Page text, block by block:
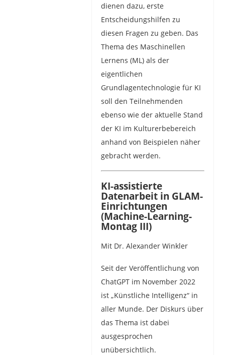
dienen dazu, erste
Entscheidungshilfen zu
diesen Fragen zu geben. Das
Thema des Maschinellen
Lernens (ML) als der
eigentlichen
Grundlagentechnologie für KI
soll den Teilnehmenden
ebenso wie der aktuelle Stand
der KI im Kulturerbebereich
anhand von Beispielen näher
gebracht werden.
KI-assistierte
Datenarbeit in GLAM-
Einrichtungen
(Machine-Learning-
Montag III)
Mit Dr. Alexander Winkler
Seit der Veröffentlichung von
ChatGPT im November 2022
ist „Künstliche Intelligenz“ in
aller Munde. Der Diskurs über
das Thema ist dabei
ausgesprochen
unübersichtlich.